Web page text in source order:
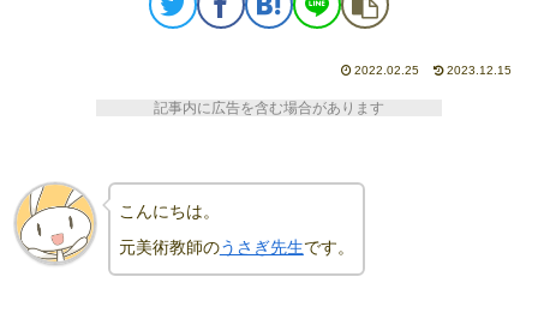
2022.02.25 2023.12.15
記事内に広告を含む場合があります
こんにちは。
元美術教師のうさぎ先生です。